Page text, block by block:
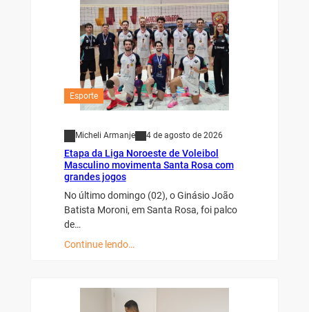
Esporte
Micheli Armanje 4 de agosto de 2026
Etapa da Liga Noroeste de Voleibol
Masculino movimenta Santa Rosa com
grandes jogos
No último domingo (02), o Ginásio João
Batista Moroni, em Santa Rosa, foi palco
de…
Continue lendo…